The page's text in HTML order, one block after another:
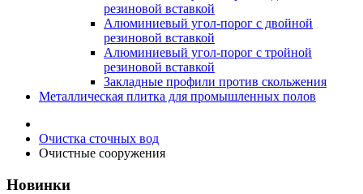
резиновой вставкой
Алюминиевый угол-порог с двойной
резиновой вставкой
Алюминиевый угол-порог с тройной
резиновой вставкой
Закладные профили против скольжения
Металлическая плитка для промышленных полов
Очистка сточных вод
Очистные сооружения
Новинки